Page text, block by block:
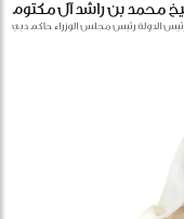
محمد بن راشد آل مكتوم
رئيس الدولة رئيس مجلس الوزراء حاكم دبي